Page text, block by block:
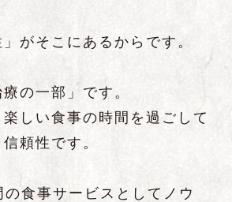
がそこにあるからです。
の一部」です。
しい食事の時間を過ごして
頼性です。
食事サービスとしてノウ